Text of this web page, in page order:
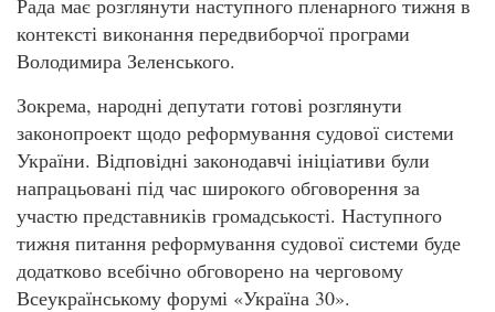
Рада має розглянути наступного пленарного тижня в
контексті виконання передвиборчої програми
Володимира Зеленського.
Зокрема, народні депутати готові розглянути
законопроект щодо реформування судової системи
України. Відповідні законодавчі ініціативи були
напрацьовані під час широкого обговорення за
участю представників громадськості. Наступного
тижня питання реформування судової системи буде
додатково всебічно обговорено на черговому
Всеукраїнському форумі «Україна 30».